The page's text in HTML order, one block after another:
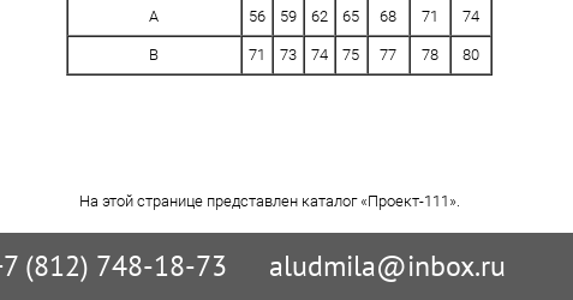
A 56 59 62 65 68 71 74
B 71 73 74 75 77 78 80
На этой странице представлен каталог «Проект-111».
(812) 748-18-73 aludmila@inbox.ru